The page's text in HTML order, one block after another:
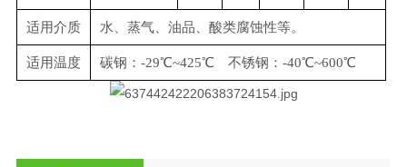
适用介质 水、蒸气、油品、酸类腐蚀性等。
适用温度 碳钢：-29℃~425℃ 不锈钢：-40℃~600℃